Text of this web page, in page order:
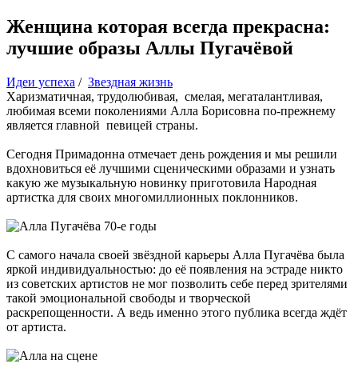
Женщина которая всегда прекрасна:
лучшие образы Аллы Пугачёвой
Идеи успеха / Звездная жизнь
Харизматичная, трудолюбивая, смелая, мегаталантливая,
любимая всеми поколениями Алла Борисовна по-прежнему
является главной певицей страны.
Сегодня Примадонна отмечает день рождения и мы решили
вдохновиться её лучшими сценическими образами и узнать
какую же музыкальную новинку приготовила Народная
артистка для своих многомиллионных поклонников.
С самого начала своей звёздной карьеры Алла Пугачёва была
яркой индивидуальностью: до её появления на эстраде никто
из советских артистов не мог позволить себе перед зрителями
такой эмоциональной свободы и творческой
раскрепощенности. А ведь именно этого публика всегда ждёт
от артиста.